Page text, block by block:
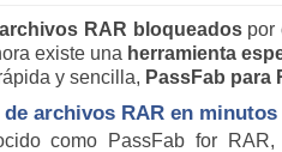
archivos RAR bloqueadospor
existe una herramienta
y sencilla, PassFab para
archivos RAR en minutos
como PassFab for